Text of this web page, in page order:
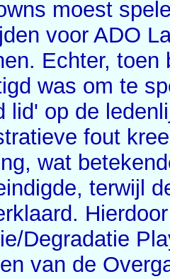
moest
voor ADO
Echter,
was om te
lid' op de
fout
wat
terwijl
Degradatie
van de